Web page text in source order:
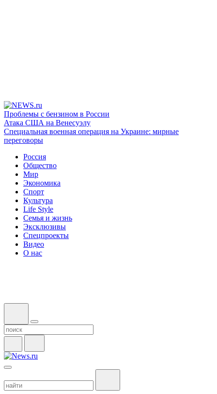
Проблемы с бензином в России
Атака США на Венесуэлу
Специальная военная операция на Украине: мирные
переговоры
Россия
Общество
Мир
Экономика
Спорт
Культура
Life Style
Семья и жизнь
Эксклюзивы
Спецпроекты
Видео
О нас